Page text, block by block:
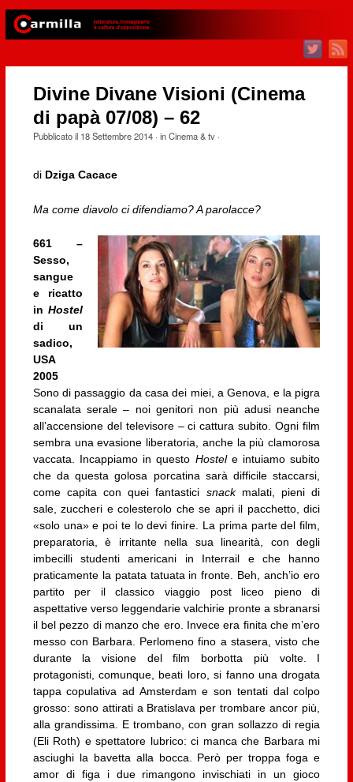
Divine Divane Visioni (Cinema
di papà 07/08) – 62
Pubblicato il 18 Settembre 2014· inCinema & tv·
di Dziga Cacace
Ma come diavolo ci difendiamo? A parolacce?
661 –
Sesso,
sangue
e ricatto
in Hostel
di un
sadico,
USA
2005
Sono di passaggio da casa dei miei, a Genova, e la pigra
scanalata serale – noi genitori non più adusi neanche
all’accensione del televisore – ci cattura subito. Ogni film
sembra una evasione liberatoria, anche la più clamorosa
vaccata. Incappiamo in questo Hostel e intuiamo subito
che da questa golosa porcatina sarà difficile staccarsi,
come capita con quei fantastici snack malati, pieni di
sale, zuccheri e colesterolo che se apri il pacchetto, dici
«solo una» e poi te lo devi finire. La prima parte del film,
preparatoria, è irritante nella sua linearità, con degli
imbecilli studenti americani in Interrail e che hanno
praticamente la patata tatuata in fronte. Beh, anch’io ero
partito per il classico viaggio post liceo pieno di
aspettative verso leggendarie valchirie pronte a sbranarsi
il bel pezzo di manzo che ero. Invece era finita che m’ero
messo con Barbara. Perlomeno fino a stasera, visto che
durante la visione del film borbotta più volte. I
protagonisti, comunque, beati loro, si fanno una drogata
tappa copulativa ad Amsterdam e son tentati dal colpo
grosso: sono attirati a Bratislava per trombare ancor più,
alla grandissima. E trombano, con gran sollazzo di regia
(Eli Roth) e spettatore lubrico: ci manca che Barbara mi
asciughi la bavetta alla bocca. Però per troppa foga e
amor di figa i due rimangono invischiati in un gioco